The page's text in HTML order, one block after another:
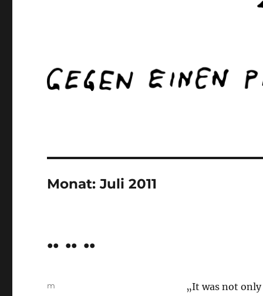
Monat:Juli 2011
.. .. ..
„It was not
Autor
m